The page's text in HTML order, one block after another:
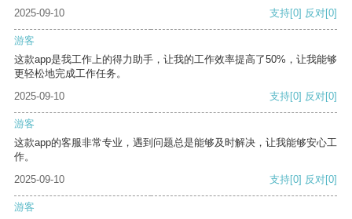
2025-09-10 支持[0] 反对[0]
游客
这款app是我工作上的得力助手，让我的工作效率提高了50%，让我能够
更轻松地完成工作任务。
2025-09-10
支持[0] 反对[0]
游客
这款app的客服非常专业，遇到问题总是能够及时解决，让我能够安心工
作。
2025-09-10
支持[0] 反对[0]
游客